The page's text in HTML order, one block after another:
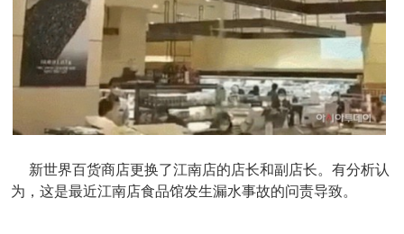
新世界百货商店更换了江南店的店长和副店长。有分析认
为，这是最近江南店食品馆发生漏水事故的问责导致。